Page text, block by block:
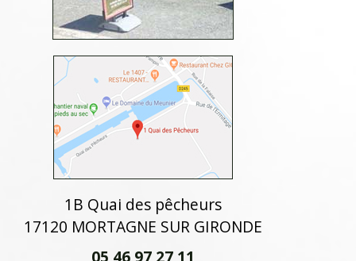
1B Quai des pêcheurs
17120 MORTAGNE SUR GIRONDE